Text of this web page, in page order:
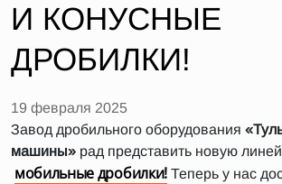
И КОНУСНЫЕ
ДРОБИЛКИ!
19 февраля 2025
Завод дробильного оборудования
машины» рад представить новую
мобильные дробилки!Теперь у нас